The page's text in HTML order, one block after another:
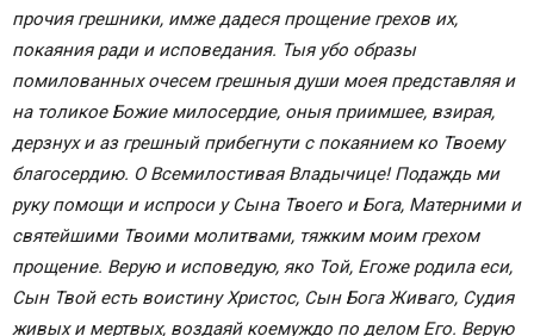
прочия грешники, имже дадеся прощение грехов их,
покаяния ради и исповедания. Тыя убо образы
помилованных очесем грешныя души моея представляя и
на толикое Божие милосердие, оныя приимшее, взирая,
дерзнух и аз грешный прибегнути с покаянием ко Твоему
благосердию. О Всемилостивая Владычице! Подаждь ми
руку помощи и испроси у Сына Твоего и Бога, Матерними и
святейшими Твоими молитвами, тяжким моим грехом
прощение. Верую и исповедую, яко Той, Егоже родила еси,
Сын Твой есть воистину Христос, Сын Бога Живаго, Судия
живых и мертвых, воздаяй коемуждо по делом Его. Верую